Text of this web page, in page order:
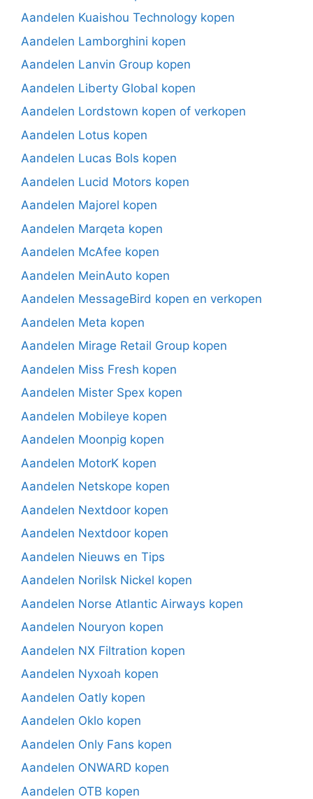
Aandelen Kuaishou Technology kopen
Aandelen Lamborghini kopen
Aandelen Lanvin Group kopen
Aandelen Liberty Global kopen
Aandelen Lordstown kopen of verkopen
Aandelen Lotus kopen
Aandelen Lucas Bols kopen
Aandelen Lucid Motors kopen
Aandelen Majorel kopen
Aandelen Marqeta kopen
Aandelen McAfee kopen
Aandelen MeinAuto kopen
Aandelen MessageBird kopen en verkopen
Aandelen Meta kopen
Aandelen Mirage Retail Group kopen
Aandelen Miss Fresh kopen
Aandelen Mister Spex kopen
Aandelen Mobileye kopen
Aandelen Moonpig kopen
Aandelen MotorK kopen
Aandelen Netskope kopen
Aandelen Nextdoor kopen
Aandelen Nextdoor kopen
Aandelen Nieuws en Tips
Aandelen Norilsk Nickel kopen
Aandelen Norse Atlantic Airways kopen
Aandelen Nouryon kopen
Aandelen NX Filtration kopen
Aandelen Nyxoah kopen
Aandelen Oatly kopen
Aandelen Oklo kopen
Aandelen Only Fans kopen
Aandelen ONWARD kopen
Aandelen OTB kopen